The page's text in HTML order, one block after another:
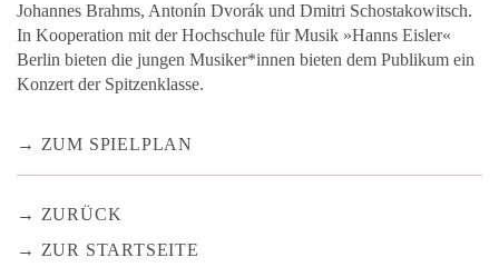
Johannes Brahms, Antonín Dvorák und Dmitri Schostakowitsch.
In Kooperation mit der Hochschule für Musik »Hanns Eisler«
Berlin bieten die jungen Musiker*innen bieten dem Publikum ein
Konzert der Spitzenklasse.
ZUM SPIELPLAN
ZURÜCK
ZUR STARTSEITE